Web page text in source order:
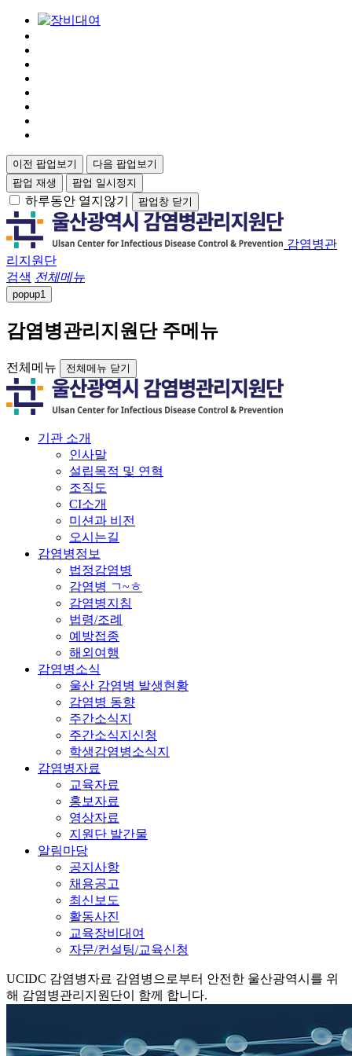
이전 팝업보기
다음 팝업보기
팝업 재생
팝업 일시정지
하루동안 열지않기 팝업창 닫기
감염병관
리지원단
검색 전체메뉴
popup1
감염병관리지원단 주메뉴
전체메뉴 전체메뉴 닫기
기관 소개
인사말
설립목적 및 연혁
조직도
CI소개
미션과 비전
오시는길
감염병정보
법정감염병
감염병 ㄱ~ㅎ
감염병지침
법령/조례
예방접종
해외여행
감염병소식
울산 감염병 발생현황
감염병 동향
주간소식지
주간소식지신청
학생감염병소식지
감염병자료
교육자료
홍보자료
영상자료
지원단 발간물
알림마당
공지사항
채용공고
최신보도
활동사진
교육장비대여
자문/컨설팅/교육신청
UCIDC 감염병자료 감염병으로부터 안전한 울산광역시를 위
해 감염병관리지원단이 함께 합니다.